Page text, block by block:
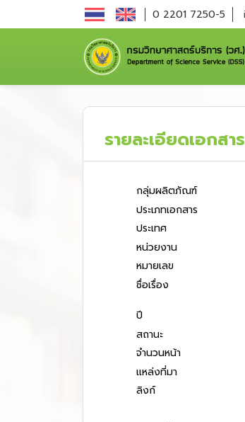
0 2201 7250-5
รายละเอียดเอกสาร
กลุ่มผลิตภัณฑ์
ประเภทเอกสาร
ประเทศ
หน่วยงาน
หมายเลข
ชื่อเรื่อง
ปี
สถานะ
จำนวนหน้า
แหล่งที่มา
ลิงก์